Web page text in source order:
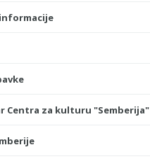
Centra za kulturu "Semberija"